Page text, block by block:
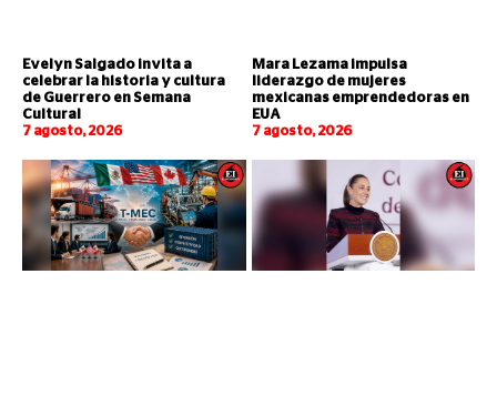
Evelyn Salgado invita a
celebrar la historia y cultura
de Guerrero en Semana
Cultural
7 agosto, 2026
Mara Lezama impulsa
liderazgo de mujeres
mexicanas emprendedoras en
EUA
7 agosto, 2026